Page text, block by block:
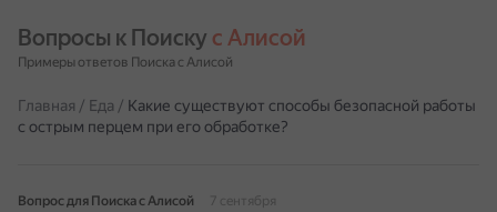
Вопросы к Поиску с Алисой
Примеры ответов Поиска с Алисой
Главная / Еда / Какие существуют способы безопасной работы
с острым перцем при его обработке?
Вопрос для Поиска с Алисой
7 сентября